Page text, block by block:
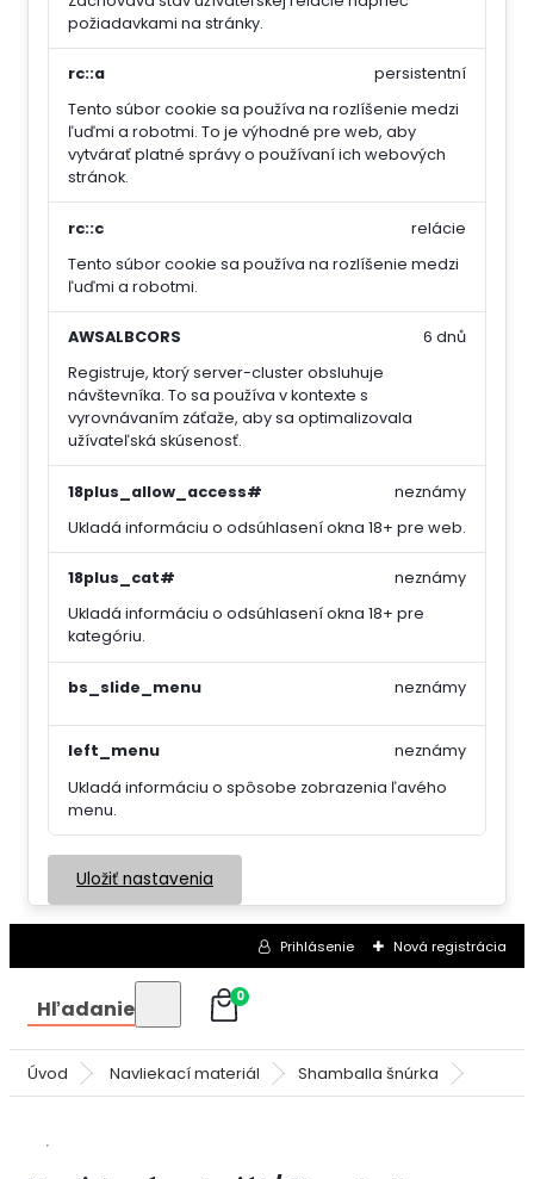
požiadavkami na stránky.
rc::a
Tento súbor cookie sa používa na rozlíšenie medzi
ľuďmi a robotmi. To je výhodné pre web, aby
vytvárať platné správy o používaní ich webových
stránok.
persistentní
rc::c
Tento súbor cookie sa používa na rozlíšenie medzi
ľuďmi a robotmi.
relácie
AWSALBCORS
Registruje, ktorý server-cluster obsluhuje
návštevníka. To sa používa v kontexte s
vyrovnávaním záťaže, aby sa optimalizovala
užívateľská skúsenosť.
6 dnů
18plus_allow_access#
Ukladá informáciu o odsúhlasení okna 18+ pre web.
neznámy
18plus_cat#
Ukladá informáciu o odsúhlasení okna 18+ pre
kategóriu.
neznámy
bs_slide_menu neznámy
left_menu
Ukladá informáciu o spôsobe zobrazenia ľavého
menu.
neznámy
Uložiť nastavenia
Prihlásenie Nová registrácia
Hľadanie 0
Úvod Navliekací materiál Shamballa šnúrka